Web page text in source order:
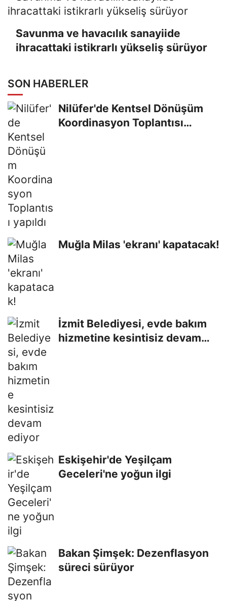
Savunma ve havacılık sanayiide
ihracattaki istikrarlı yükseliş sürüyor
SON HABERLER
Nilüfer'de Kentsel Dönüşüm
Koordinasyon Toplantısı
Muğla Milas 'ekranı' kapatacak!
İzmit Belediyesi, evde bakım
hizmetine kesintisiz devam
Eskişehir'de Yeşilçam
Geceleri'ne yoğun ilgi
Bakan Şimşek: Dezenflasyon
süreci sürüyor